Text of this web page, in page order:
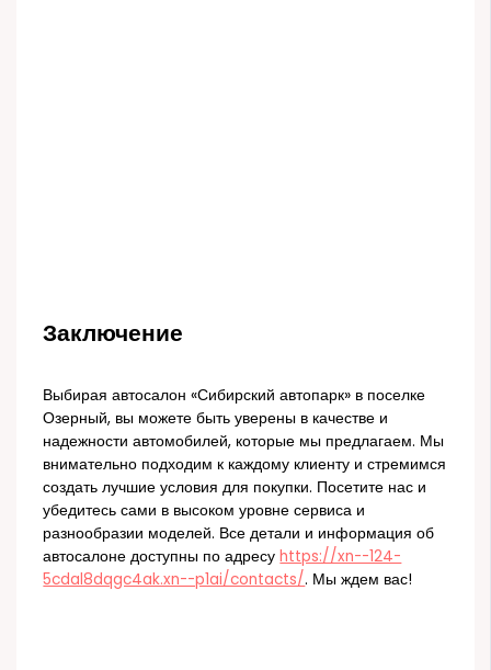
Заключение
Выбирая автосалон «Сибирский автопарк» в поселке
Озерный, вы можете быть уверены в качестве и
надежности автомобилей, которые мы предлагаем. Мы
внимательно подходим к каждому клиенту и стремимся
создать лучшие условия для покупки. Посетите нас и
убедитесь сами в высоком уровне сервиса и
разнообразии моделей. Все детали и информация об
автосалоне доступны по адресуhttps://xn--124-
5cdal8dqgc4ak.xn--p1ai/contacts/. Мы ждем вас!